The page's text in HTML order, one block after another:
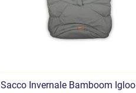
Sacco Invernale Bamboom Igloo